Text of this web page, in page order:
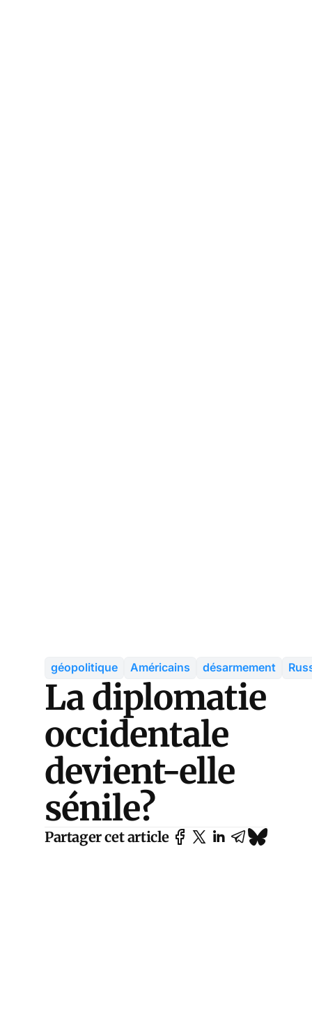
géopolitique Américains désarmement
La diplomatie
occidentale
devient-elle
sénile?
Partager cet article